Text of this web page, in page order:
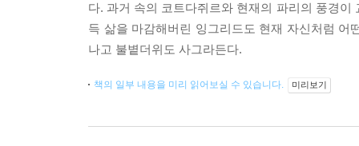
다. 과거 속의 코트다쥐르와 현재의 파리의 풍경
득 삶을 마감해버린 잉그리드도 현재 자신처럼
나고 불볕더위도 사그라든다.
책의 일부 내용을 미리 읽어보실 수 있습니다. 미리보기